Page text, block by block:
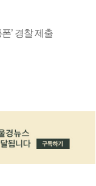
’ 경찰 제출